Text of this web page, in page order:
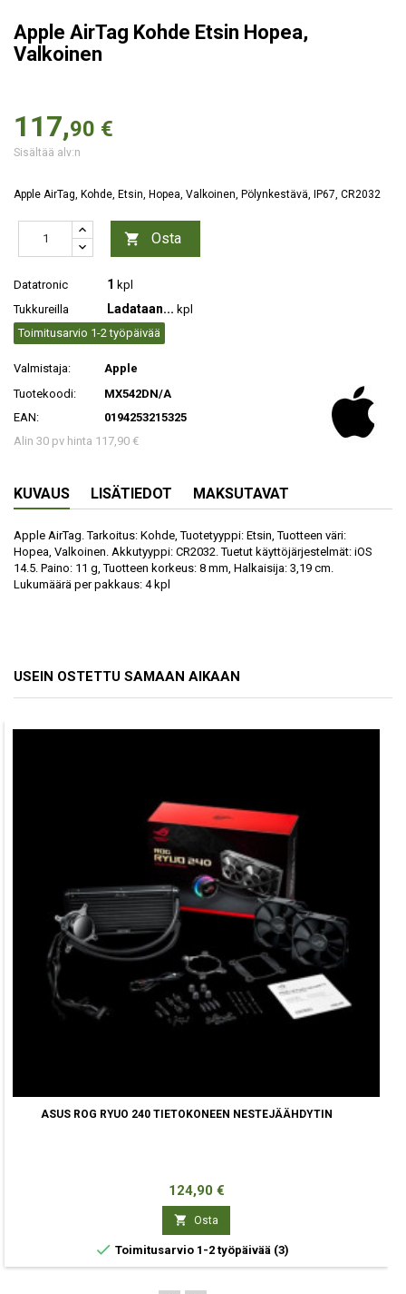
Apple AirTag Kohde Etsin Hopea,
Valkoinen
117,90 €
Sisältää alv:n
Apple AirTag, Kohde, Etsin, Hopea, Valkoinen, Pölynkestävä, IP67, CR2032
 Osta
Datatronic 1 kpl
Tukkureilla
Ladataan... kpl
Toimitusarvio 1-2 työpäivää
Valmistaja:
Apple
Tuotekoodi:
MX542DN/A
EAN:
0194253215325
Alin 30 pv hinta 117,90 €
KUVAUS LISÄTIEDOT MAKSUTAVAT
Apple AirTag. Tarkoitus: Kohde, Tuotetyyppi: Etsin, Tuotteen väri:
Hopea, Valkoinen. Akkutyyppi: CR2032. Tuetut käyttöjärjestelmät: iOS
14.5. Paino: 11 g, Tuotteen korkeus: 8 mm, Halkaisija: 3,19 cm.
Lukumäärä per pakkaus: 4 kpl
USEIN OSTETTU SAMAAN AIKAAN
ASUS ROG RYUO 240 TIETOKONEEN NESTEJÄÄHDYTIN
Hinta
124,90 €
 Osta
 Toimitusarvio 1-2 työpäivää (3)